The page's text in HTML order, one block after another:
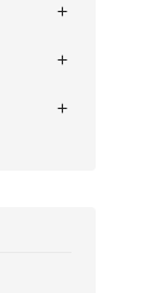


